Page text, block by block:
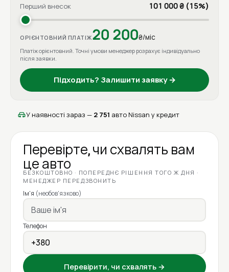
Перший внесок 101 000 ₴ (15%)
ОРІЄНТОВНИЙ ПЛАТІЖ20 200₴/міс
Платіж орієнтовний. Точні умови менеджер розрахує індивідуально
після заявки.
Підходить? Залишити заявку →
У наявності зараз — 2 751 авто Nissan у кредит
Перевірте, чи схвалять вам
це авто
БЕЗКОШТОВНО · ПОПЕРЕДНЄ РІШЕННЯ ТОГО Ж ДНЯ ·
МЕНЕДЖЕР ПЕРЕДЗВОНИТЬ
Ім'я (необов'язково)
Телефон
Перевірити, чи схвалять →